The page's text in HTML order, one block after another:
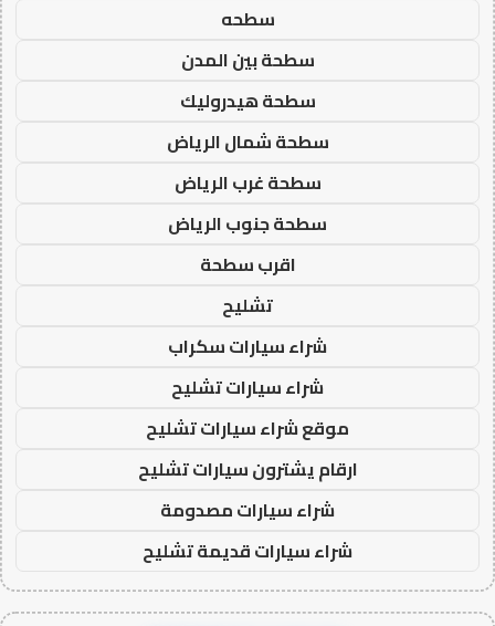
سطحه
سطحة بين المدن
سطحة هيدروليك
سطحة شمال الرياض
سطحة غرب الرياض
سطحة جنوب الرياض
اقرب سطحة
تشليح
شراء سيارات سكراب
شراء سيارات تشليح
موقع شراء سيارات تشليح
ارقام يشترون سيارات تشليح
شراء سيارات مصدومة
شراء سيارات قديمة تشليح